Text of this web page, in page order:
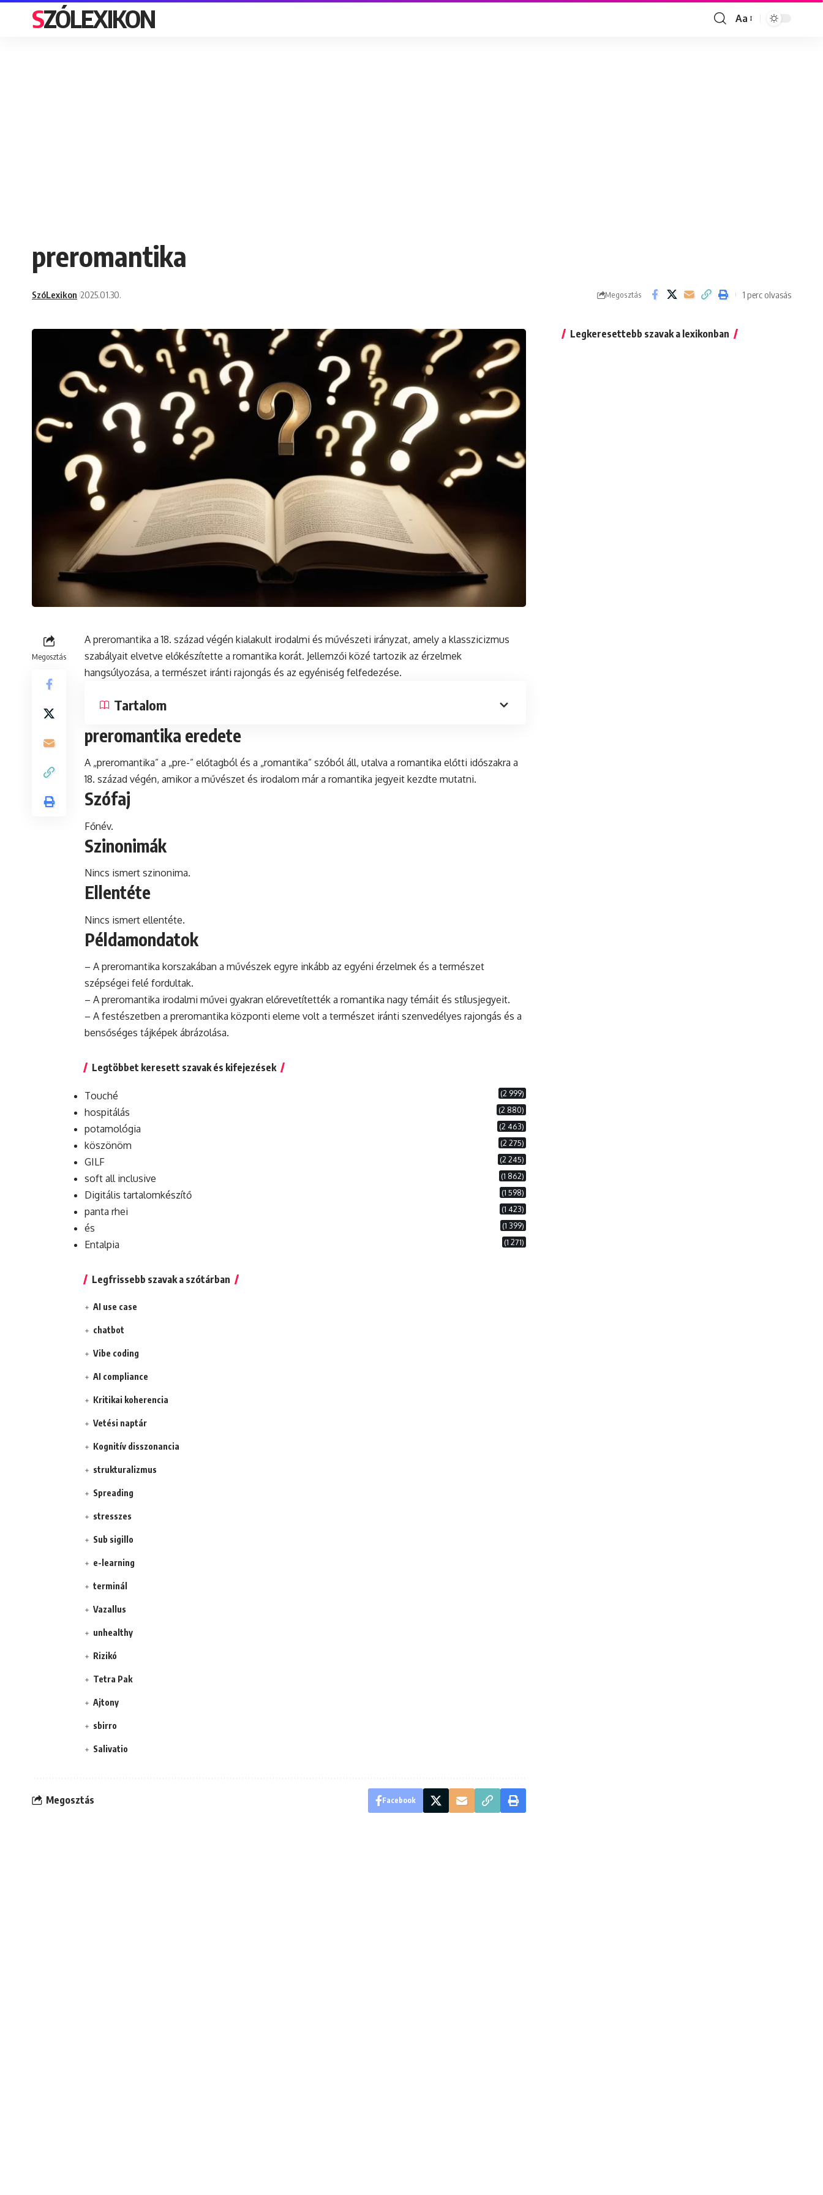
SZÓLEXIKON
Font
Aa
preromantika
SzóLexikon 2025.01.30. Megosztás 1 perc olvasás
Megosztás
A preromantika a 18. század végén kialakult irodalmi és művészeti irányzat, amely a klasszicizmus
szabályait elvetve előkészítette a romantika korát. Jellemzői közé tartozik az érzelmek
hangsúlyozása, a természet iránti rajongás és az egyéniség felfedezése.
Tartalom
preromantika eredete
A „preromantika” a „pre-” előtagból és a „romantika” szóból áll, utalva a romantika előtti időszakra a
18. század végén, amikor a művészet és irodalom már a romantika jegyeit kezdte mutatni.
Szófaj
Főnév.
Szinonimák
Nincs ismert szinonima.
Ellentéte
Nincs ismert ellentéte.
Példamondatok
– A preromantika korszakában a művészek egyre inkább az egyéni érzelmek és a természet
szépségei felé fordultak.
– A preromantika irodalmi művei gyakran előrevetítették a romantika nagy témáit és stílusjegyeit.
– A festészetben a preromantika központi eleme volt a természet iránti szenvedélyes rajongás és a
bensőséges tájképek ábrázolása.
Legtöbbet keresett szavak és kifejezések
Touché (2 999)
hospitálás (2 880)
potamológia (2 463)
köszönöm (2 275)
GILF (2 245)
soft all inclusive (1 862)
Digitális tartalomkészítő (1 598)
panta rhei (1 423)
és (1 399)
Entalpia (1 271)
Legfrissebb szavak a szótárban
AI use case
chatbot
Vibe coding
AI compliance
Kritikai koherencia
Vetési naptár
Kognitív disszonancia
strukturalizmus
Spreading
stresszes
Sub sigillo
e-learning
terminál
Vazallus
unhealthy
Rizikó
Tetra Pak
Ajtony
sbirro
Salivatio
Megosztás Facebook
Legkeresettebb szavak a lexikonban